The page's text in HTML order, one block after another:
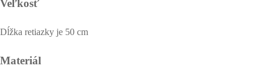
Veľkosť
Dĺžka retiazky je 50 cm
Materiál